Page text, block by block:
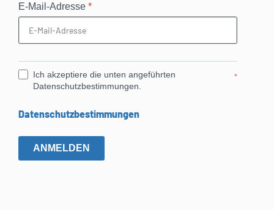
E-Mail-Adresse *
Ich akzeptiere die unten angeführten
Datenschutzbestimmungen.
*
Datenschutzbestimmungen
ANMELDEN